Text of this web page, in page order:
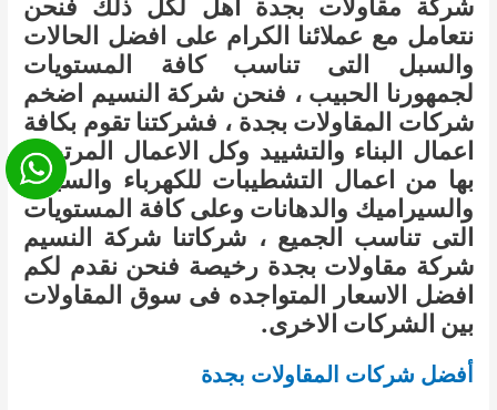
شركة مقاولات بجدة اهل لكل ذلك فنحن
نتعامل مع عملائنا الكرام على افضل الحالات
والسبل التى تناسب كافة المستويات
لجمهورنا الحبيب ، فنحن شركة النسيم اضخم
شركات المقاولات بجدة ، فشركتنا تقوم بكافة
اعمال البناء والتشييد وكل الاعمال المرتبطه
بها من اعمال التشطيبات للكهرباء والسباكه
والسيراميك والدهانات وعلى كافة المستويات
التى تناسب الجميع ، شركاتنا شركة النسيم
شركة مقاولات بجدة رخيصة فنحن نقدم لكم
افضل الاسعار المتواجده فى سوق المقاولات
بين الشركات الاخرى.
أفضل شركات المقاولات بجدة